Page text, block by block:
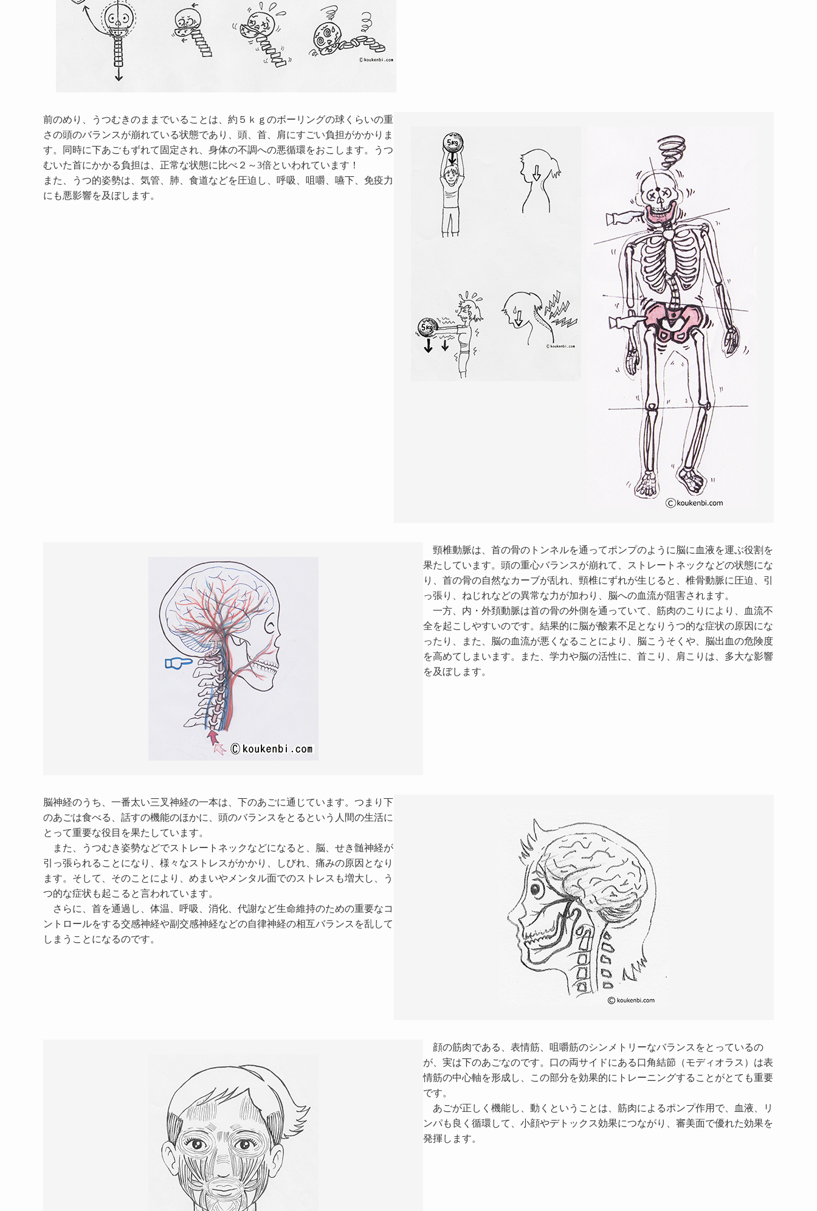
前のめり、うつむきのままでいることは、約５ｋｇのボーリングの球くらいの重
さの頭のバランスが崩れている状態であり、頭、首、肩にすごい負担がかかりま
す。同時に下あごもずれて固定され、身体の不調への悪循環をおこします。うつ
むいた首にかかる負担は、正常な状態に比べ２～3倍といわれています！
また、うつ的姿勢は、気管、肺、食道などを圧迫し、呼吸、咀嚼、嚥下、免疫力
にも悪影響を及ぼします。
頸椎動脈は、首の骨のトンネルを通ってポンプのように脳に血液を運ぶ役割を
果たしています。頭の重心バランスが崩れて、ストレートネックなどの状態にな
り、首の骨の自然なカーブが乱れ、頸椎にずれが生じると、椎骨動脈に圧迫、引
っ張り、ねじれなどの異常な力が加わり、脳への血流が阻害されます。
一方、内・外頚動脈は首の骨の外側を通っていて、筋肉のこりにより、血流不
全を起こしやすいのです。結果的に脳が酸素不足となりうつ的な症状の原因にな
ったり、また、脳の血流が悪くなることにより、脳こうそくや、脳出血の危険度
を高めてしまいます。また、学力や脳の活性に、首こり、肩こりは、多大な影響
を及ぼします。
脳神経のうち、一番太い三叉神経の一本は、下のあごに通じています。つまり下
のあごは食べる、話すの機能のほかに、頭のバランスをとるという人間の生活に
とって重要な役目を果たしています。
また、うつむき姿勢などでストレートネックなどになると、脳、せき髄神経が
引っ張られることになり、様々なストレスがかかり、しびれ、痛みの原因となり
ます。そして、そのことにより、めまいやメンタル面でのストレスも増大し、う
つ的な症状も起こると言われています。
さらに、首を通過し、体温、呼吸、消化、代謝など生命維持のための重要なコ
ントロールをする交感神経や副交感神経などの自律神経の相互バランスを乱して
しまうことになるのです。
顔の筋肉である、表情筋、咀嚼筋のシンメトリーなバランスをとっているの
が、実は下のあごなのです。口の両サイドにある口角結節（モディオラス）は表
情筋の中心軸を形成し、この部分を効果的にトレーニングすることがとても重要
です。
あごが正しく機能し、動くということは、筋肉によるポンプ作用で、血液、リ
ンパも良く循環して、小顔やデトックス効果につながり、審美面で優れた効果を
発揮します。